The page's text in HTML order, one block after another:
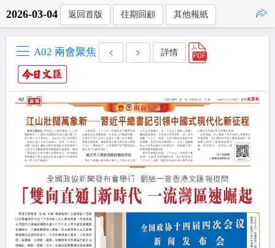
2026-03-04 返回首版 往期回顧 其他報紙
A02 兩會聚焦 詳情
點擊複製